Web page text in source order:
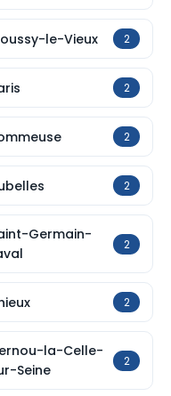
le-Vieux 2
2
2
2
Germain-
2
2
la-Celle-
Seine
2